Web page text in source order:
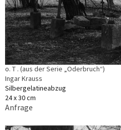
o. T . (aus der Serie „Oderbruch“)
Ingar Krauss
Silbergelatineabzug
24 x 30 cm
Anfrage